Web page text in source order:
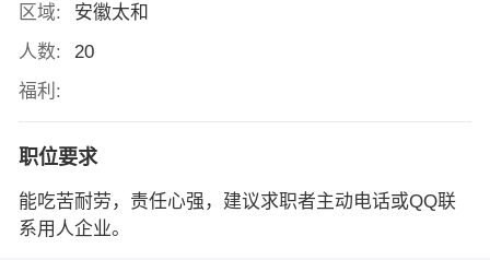
区域:
安徽太和
人数:
20
福利:
职位要求
能吃苦耐劳，责任心强，建议求职者主动电话或QQ联
系用人企业。